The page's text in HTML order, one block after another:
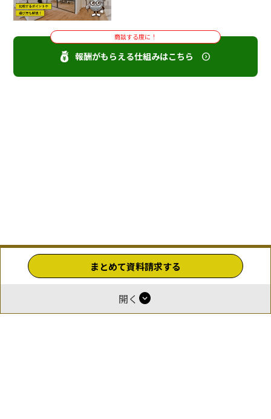
商談する度に！
報酬がもらえる仕組みはこちら
まとめて資料請求する
開く expand_circle_down
報酬付与について